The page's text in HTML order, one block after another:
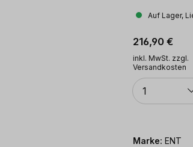
Auf Lager,
Regulärer
216,90 €
inkl. MwSt. zzgl.
Versandkosten
Anzahl
1
Marke: ENT